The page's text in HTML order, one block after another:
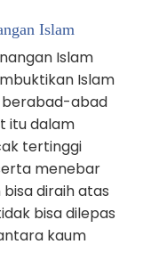
Islam
Islam
Islam
berabad-abad
itu dalam
tertinggi
menebar
diraih atas
bisa dilepas
kaum